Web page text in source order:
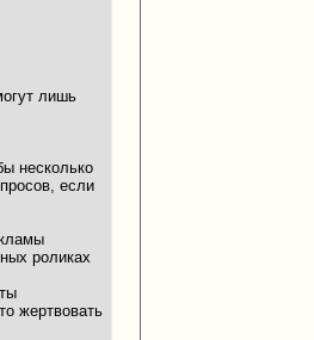
лишь
несколько
если
роликах
жертвовать